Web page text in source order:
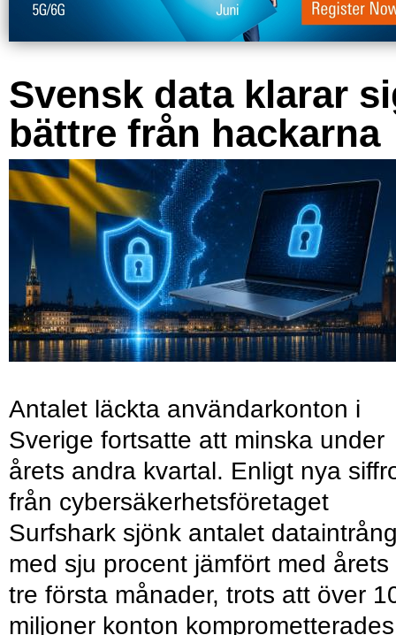
Svensk data klarar
bättre från hackarna
Antalet läckta användarkonton i
Sverige fortsatte att minska under
årets andra kvartal. Enligt nya
från cybersäkerhetsföretaget
Surfshark sjönk antalet
med sju procent jämfört med årets
tre första månader, trots att över
miljoner konton komprometterades